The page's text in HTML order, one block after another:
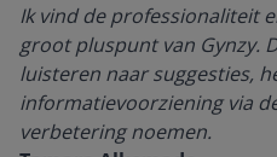
Ik vind de professionaliteit
groot pluspunt van Gynzy.
luisteren naar suggesties,
informatievoorziening via
verbetering noemen.